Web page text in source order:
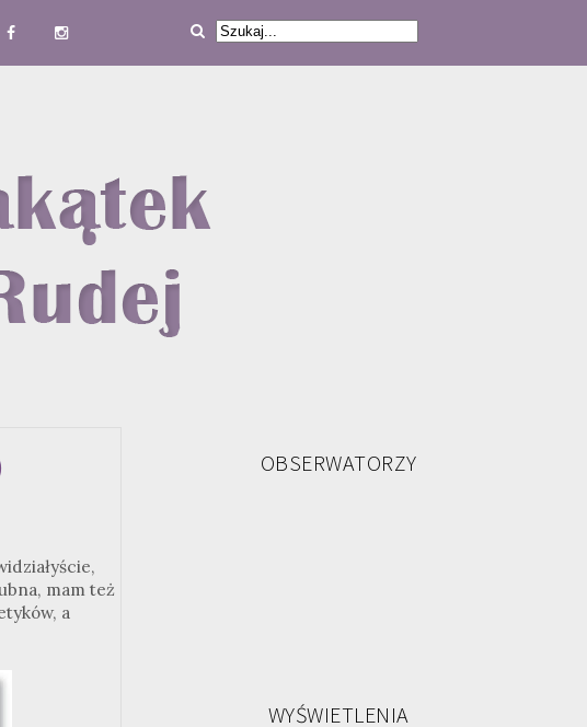
mam też
a
OBSERWATORZY
WYŚWIETLENIA